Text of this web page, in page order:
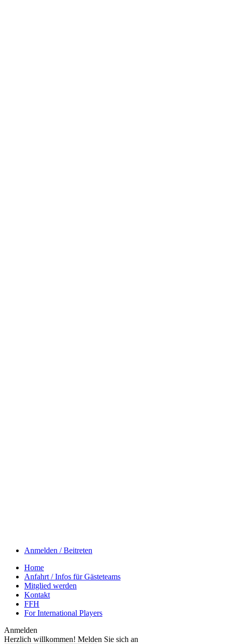
Anmelden / Beitreten
Home
Anfahrt / Infos für Gästeteams
Mitglied werden
Kontakt
FFH
For International Players
Anmelden
Herzlich willkommen! Melden Sie sich an